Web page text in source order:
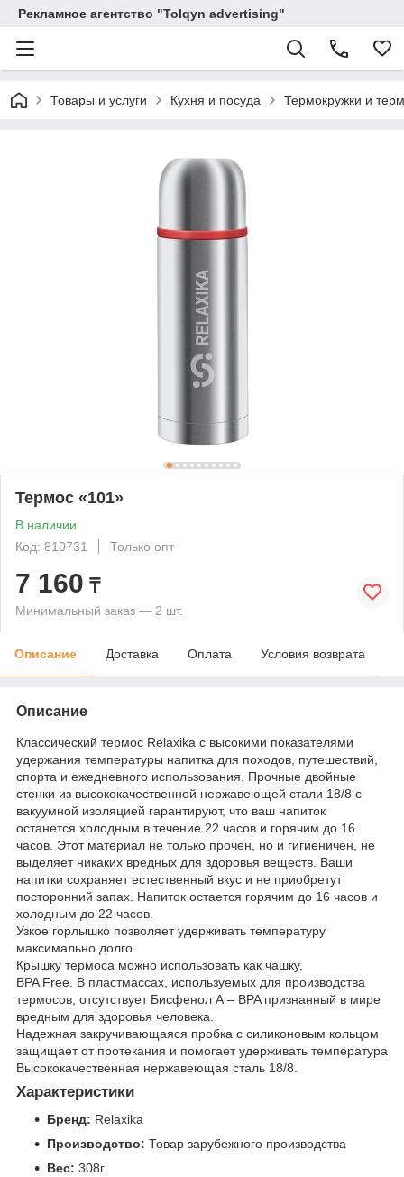
Рекламное агентство "Tolqyn advertising"
Товары и услуги Кухня и посуда Термокружки и
Термос «101»
В наличии
Код: 810731
Только опт
7 160 ₸
Минимальный заказ — 2 шт.
Описание Доставка Оплата Условия возврата
Описание
Классический термос Relaxika с высокими показателями
удержания температуры напитка для походов, путешествий,
спорта и ежедневного использования. Прочные двойные
стенки из высококачественной нержавеющей стали 18/8 с
вакуумной изоляцией гарантируют, что ваш напиток
останется холодным в течение 22 часов и горячим до 16
часов. Этот материал не только прочен, но и гигиеничен, не
выделяет никаких вредных для здоровья веществ. Ваши
напитки сохраняет естественный вкус и не приобретут
посторонний запах. Напиток остается горячим до 16 часов и
холодным до 22 часов.
Узкое горлышко позволяет удерживать температуру
максимально долго.
Крышку термоса можно использовать как чашку.
BPA Free. В пластмассах, используемых для производства
термосов, отсутствует Бисфенол А – BPA признанный в мире
вредным для здоровья человека.
Надежная закручивающаяся пробка с силиконовым кольцом
защищает от протекания и помогает удерживать температура
Высококачественная нержавеющая сталь 18/8.
Характеристики
Бренд: Relaxika
Производство: Товар зарубежного производства
Вес: 308г